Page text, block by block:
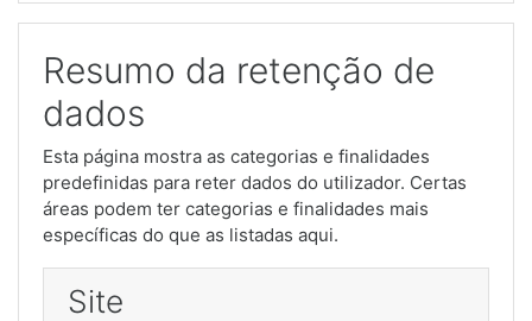
Resumo da retenção de
dados
Esta página mostra as categorias e finalidades
predefinidas para reter dados do utilizador. Certas
áreas podem ter categorias e finalidades mais
específicas do que as listadas aqui.
Site